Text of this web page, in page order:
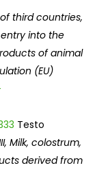
third countries,
into the
of animal
(EU)
Testo
Milk, colostrum,
derived from